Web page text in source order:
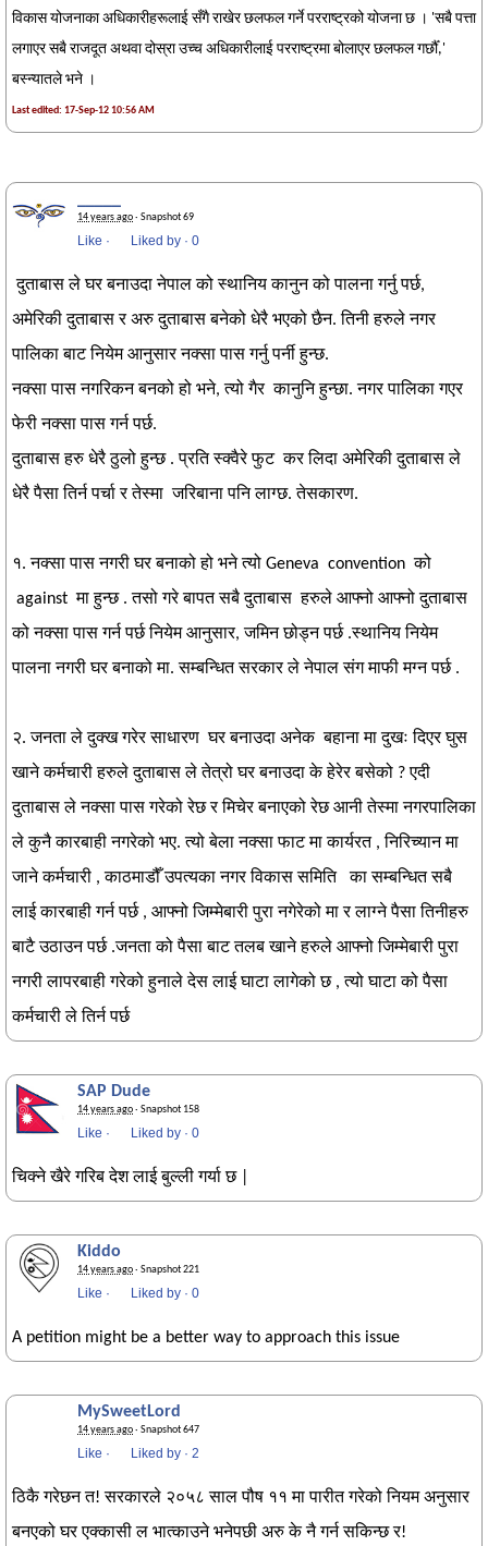
विकास योजनाका अधिकारीहरूलाई सँगै राखेर छलफल गर्ने परराष्ट्रको योजना छ । 'सबै पत्ता
लगाएर सबै राजदूत अथवा दोस्रा उच्च अधिकारीलाई परराष्ट्रमा बोलाएर छलफल गर्छौँ,'
बस्न्यातले भने ।
Last edited: 17-Sep-12 10:56 AM
14 years ago· Snapshot 69
Like · Liked by · 0
दुताबास ले घर बनाउदा नेपाल को स्थानिय कानुन को पालना गर्नु पर्छ,
अमेरिकी दुताबास र अरु दुताबास बनेको धेरै भएको छैन. तिनी हरुले नगर
पालिका बाट नियेम आनुसार नक्सा पास गर्नु पर्नी हुन्छ.
नक्सा पास नगरिकन बनको हो भने, त्यो गैर कानुनि हुन्छा. नगर पालिका गएर
फेरी नक्सा पास गर्न पर्छ.
दुताबास हरु धेरै ठुलो हुन्छ . प्रति स्क्वैरे फुट कर लिदा अमेरिकी दुताबास ले
धेरै पैसा तिर्न पर्चा र तेस्मा जरिबाना पनि लाग्छ. तेसकारण.
१. नक्सा पास नगरी घर बनाको हो भने त्यो Geneva convention को
against मा हुन्छ . तसो गरे बापत सबै दुताबास हरुले आफ्नो आफ्नो दुताबास
को नक्सा पास गर्न पर्छ नियेम आनुसार, जमिन छोड्न पर्छ .स्थानिय नियेम
पालना नगरी घर बनाको मा. सम्बन्धित सरकार ले नेपाल संग माफी मग्न पर्छ .
२. जनता ले दुक्ख गरेर साधारण घर बनाउदा अनेक बहाना मा दुखः दिएर घुस
खाने कर्मचारी हरुले दुताबास ले तेत्रो घर बनाउदा के हेरेर बसेको ? एदी
दुताबास ले नक्सा पास गरेको रेछ र मिचेर बनाएको रेछ आनी तेस्मा नगरपालिका
ले कुनै कारबाही नगरेको भए. त्यो बेला नक्सा फाट मा कार्यरत , निरिच्यान मा
जाने कर्मचारी , काठमाडौँ उपत्यका नगर विकास समिति का सम्बन्धित सबै
लाई कारबाही गर्न पर्छ , आफ्नो जिम्मेबारी पुरा नगेरेको मा र लाग्ने पैसा तिनीहरु
बाटै उठाउन पर्छ .जनता को पैसा बाट तलब खाने हरुले आफ्नो जिम्मेबारी पुरा
नगरी लापरबाही गरेको हुनाले देस लाई घाटा लागेको छ , त्यो घाटा को पैसा
कर्मचारी ले तिर्न पर्छ
SAP Dude
14 years ago· Snapshot 158
Like · Liked by · 0
चिक्ने खैरे गरिब देश लाई बुल्ली गर्या छ |
Kiddo
14 years ago· Snapshot 221
Like · Liked by · 0
A petition might be a better way to approach this issue
MySweetLord
14 years ago· Snapshot 647
Like · Liked by · 2
ठिकै गरेछन त! सरकारले २०५८ साल पौष ११ मा पारीत गरेको नियम अनुसार
बनएको घर एक्कासी ल भात्काउने भनेपछी अरु के नै गर्न सकिन्छ र!